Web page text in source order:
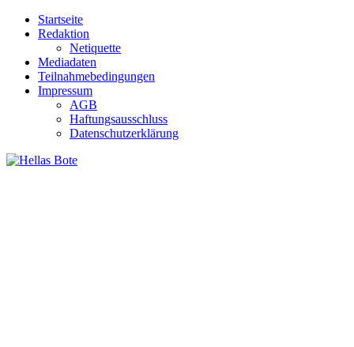
Zum
Inhalt
Startseite
Redaktion
Netiquette
Mediadaten
Teilnahmebedingungen
Impressum
AGB
Haftungsausschluss
Datenschutzerklärung